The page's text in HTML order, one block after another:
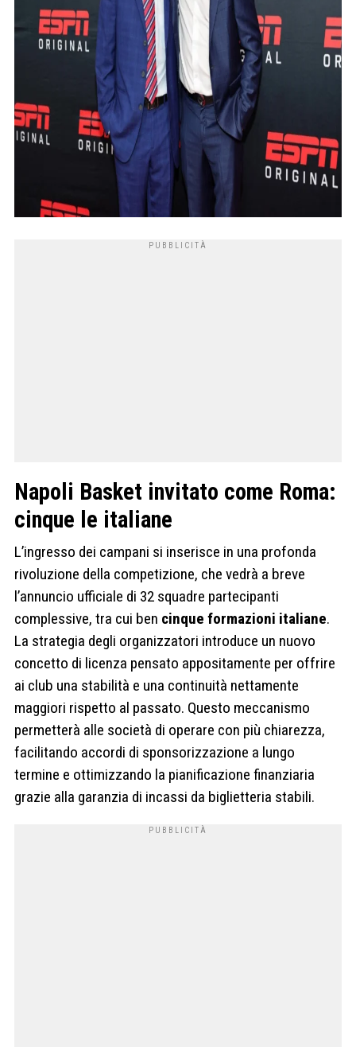
Napoli Basket invitato come Roma:
cinque le italiane
L’ingresso dei campani si inserisce in una profonda
rivoluzione della competizione, che vedrà a breve
l’annuncio ufficiale di 32 squadre partecipanti
complessive, tra cui ben cinque formazioni italiane.
La strategia degli organizzatori introduce un nuovo
concetto di licenza pensato appositamente per offrire
ai club una stabilità e una continuità nettamente
maggiori rispetto al passato. Questo meccanismo
permetterà alle società di operare con più chiarezza,
facilitando accordi di sponsorizzazione a lungo
termine e ottimizzando la pianificazione finanziaria
grazie alla garanzia di incassi da biglietteria stabili.